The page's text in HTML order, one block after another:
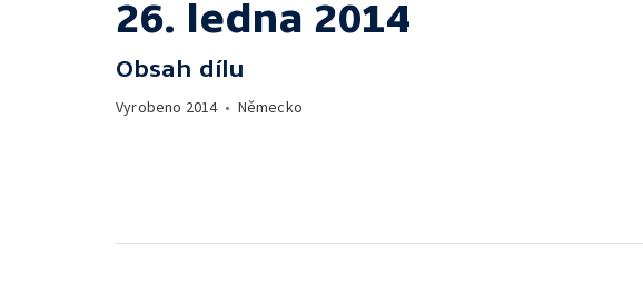
26. ledna 2014
Obsah dílu
Vyrobeno 2014• Německo